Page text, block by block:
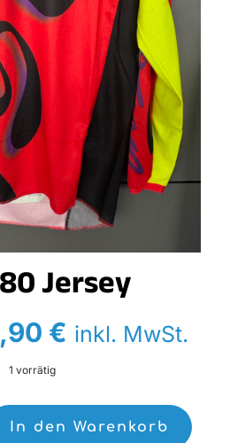
Jersey
€
€ Aktueller
35,90 €.
inkl. MwSt.
1 vorrätig
In den Warenkorb